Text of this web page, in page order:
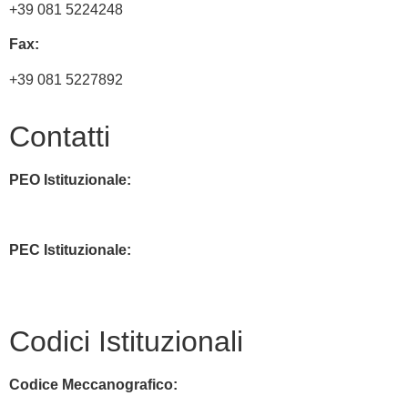
+39 081 5224248
Fax:
+39 081 5227892
Contatti
PEO Istituzionale:
PEC Istituzionale:
Codici Istituzionali
Codice Meccanografico: